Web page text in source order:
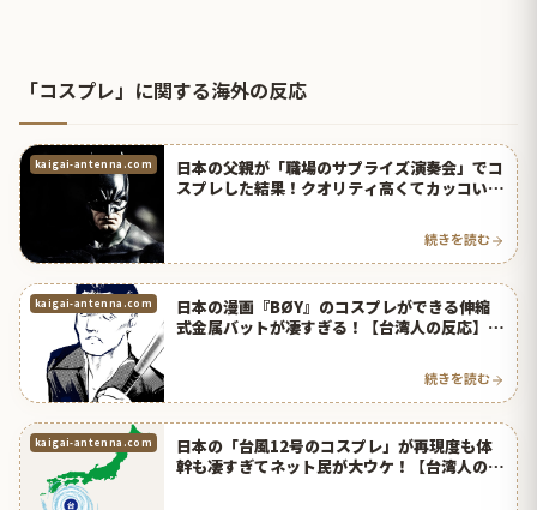
「コスプレ」に関する海外の反応
kaigai-antenna.com
日本の父親が「職場のサプライズ演奏会」でコ
スプレした結果！クオリティ高くてカッコい
続きを読む
kaigai-antenna.com
日本の漫画『BØY』のコスプレができる伸縮
式金属バットが凄すぎる！【台湾人の反応】 |
続きを読む
kaigai-antenna.com
日本の「台風12号のコスプレ」が再現度も体
幹も凄すぎてネット民が大ウケ！【台湾人の反